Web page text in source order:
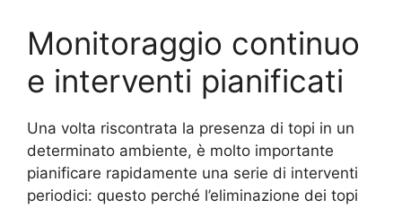
Monitoraggio continuo
e interventi pianificati
Una volta riscontrata la presenza di topi in un
determinato ambiente, è molto importante
pianificare rapidamente una serie di interventi
periodici: questo perché l’eliminazione dei topi